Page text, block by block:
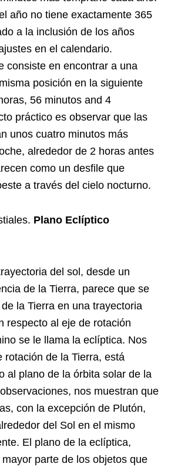
año no tiene exactamente 365
a la inclusión de los años
en el calendario.
consiste en encontrar a una
posición en la siguiente
56 minutos and 4
práctico es observar que las
unos cuatro minutos más
alrededor de 2 horas antes
como un desfile que
a través del cielo nocturno.
Plano Eclíptico
del sol, desde un
de la Tierra, parece que se
la Tierra en una trayectoria
respecto al eje de rotación
se le llama la eclíptica. Nos
rotación de la Tierra, está
al plano de la órbita solar de la
nos muestran que
con la excepción de Plutón,
del Sol en el mismo
El plano de la eclíptica,
parte de los objetos que